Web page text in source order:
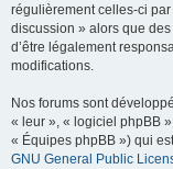
régulièrement celles-ci
discussion » alors que
d’être légalement
modifications.
Nos forums sont
« leur », « logiciel phpBB
« Équipes phpBB ») qui
GNU General Public